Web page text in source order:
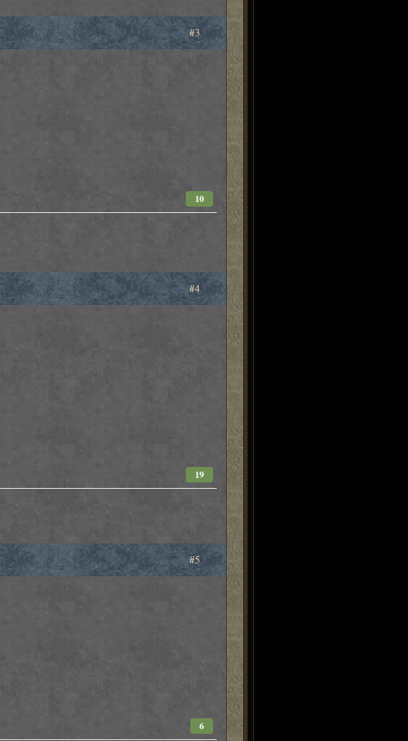
#3
10
#4
19
#5
6